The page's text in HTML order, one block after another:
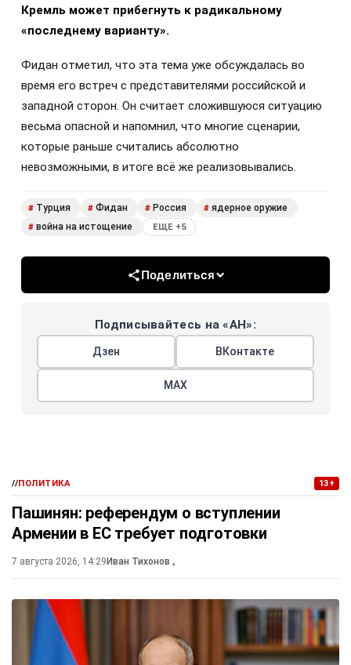
Кремль может прибегнуть к радикальному
«последнему варианту».
Фидан отметил, что эта тема уже обсуждалась во
время его встреч с представителями российской и
западной сторон. Он считает сложившуюся ситуацию
весьма опасной и напомнил, что многие сценарии,
которые раньше считались абсолютно
невозможными, в итоге всё же реализовывались.
# Турция # Фидан # Россия # ядерное оружие
# война на истощение ЕЩЕ +5
Поделиться
Подписывайтесь на «АН»:
Дзен ВКонтакте
МАХ
//ПОЛИТИКА 13+
Пашинян: референдум о вступлении
Армении в ЕС требует подготовки
7 августа 2026, 14:29 Иван Тихонов ,